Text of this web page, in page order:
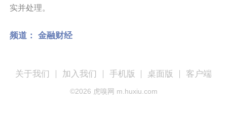
实并处理。
频道： 金融财经
关于我们 加入我们 手机版 桌面版 客户端
©2026 虎嗅网 m.huxiu.com